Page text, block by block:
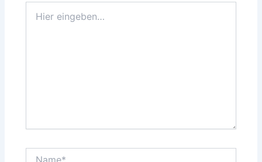
eingeben…